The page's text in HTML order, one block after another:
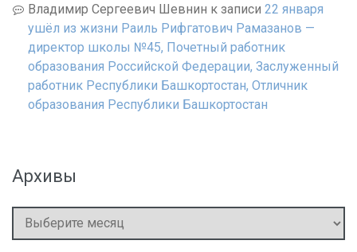
Владимир Сергеевич Шевнин к записи 22 января
ушёл из жизни Раиль Рифгатович Рамазанов —
директор школы №45, Почетный работник
образования Российской Федерации, Заслуженный
работник Республики Башкортостан, Отличник
образования Республики Башкортостан
Архивы
Архивы